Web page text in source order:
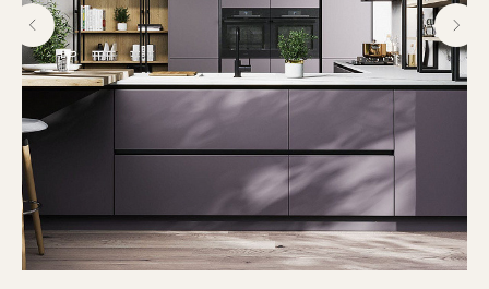
Шоу-рум: с 10.00 до 19.00
Люблинская ул., 100 к2
Фабрика: с 8.00 до 18.00
г. Москва, ул. Перерва, 1а
Заказать обратный звонок: